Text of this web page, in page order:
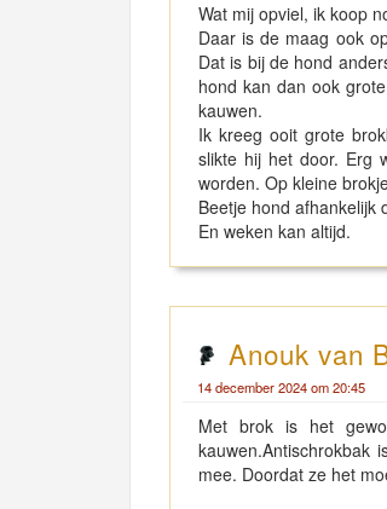
Wat mij opviel, ik koop
Daar is de maag ook
Dat is bij de hond
hond kan dan ook
kauwen.
Ik kreeg ooit grote
slikte hij het door. Erg
worden. Op kleine
Beetje hond afhankelijk
En weken kan altijd.
Anouk van
14 december 2024 om 20:45
Met brok is het
kauwen.Antischrokbak
mee. Doordat ze het